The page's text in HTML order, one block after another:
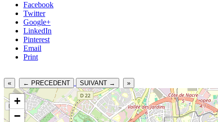
Facebook
Twitter
Google+
LinkedIn
Pinterest
Email
Print
« ← PRECEDENT SUIVANT → »
+
−